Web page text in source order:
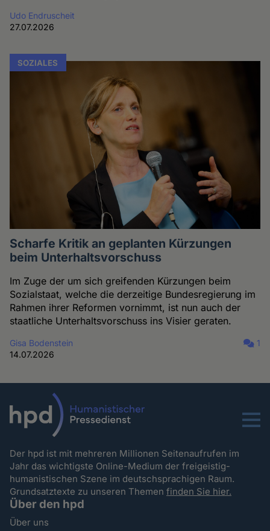
Udo Endruscheit
27.07.2026
SOZIALES
Scharfe Kritik an geplanten Kürzungen
beim Unterhaltsvorschuss
Im Zuge der um sich greifenden Kürzungen beim
Sozialstaat, welche die derzeitige Bundesregierung im
Rahmen ihrer Reformen vornimmt, ist nun auch der
staatliche Unterhaltsvorschuss ins Visier geraten.
Gisa Bodenstein
14.07.2026
1
Menu
Der hpd ist mit mehreren Millionen Seitenaufrufen im
Jahr das wichtigste Online-Medium der freigeistig-
humanistischen Szene im deutschsprachigen Raum.
Grundsatztexte zu unseren Themenfinden Sie hier.
Über den hpd
Über uns